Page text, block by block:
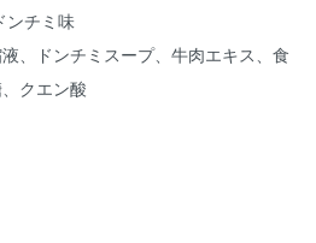
ンチミ味
、ドンチミスープ、牛肉エキス、食
クエン酸